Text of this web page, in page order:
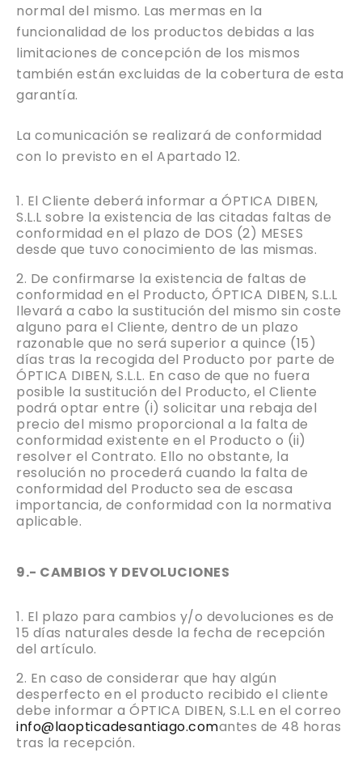
normal del mismo. Las mermas en la
funcionalidad de los productos debidas a las
limitaciones de concepción de los mismos
también están excluidas de la cobertura de esta
garantía.
La comunicación se realizará de conformidad
con lo previsto en el Apartado 12.
El Cliente deberá informar a ÓPTICA DIBEN,
S.L.L sobre la existencia de las citadas faltas de
conformidad en el plazo de DOS (2) MESES
desde que tuvo conocimiento de las mismas.
De confirmarse la existencia de faltas de
conformidad en el Producto, ÓPTICA DIBEN, S.L.L
llevará a cabo la sustitución del mismo sin coste
alguno para el Cliente, dentro de un plazo
razonable que no será superior a quince (15)
días tras la recogida del Producto por parte de
ÓPTICA DIBEN, S.L.L. En caso de que no fuera
posible la sustitución del Producto, el Cliente
podrá optar entre (i) solicitar una rebaja del
precio del mismo proporcional a la falta de
conformidad existente en el Producto o (ii)
resolver el Contrato. Ello no obstante, la
resolución no procederá cuando la falta de
conformidad del Producto sea de escasa
importancia, de conformidad con la normativa
aplicable.
9.- CAMBIOS Y DEVOLUCIONES
El plazo para cambios y/o devoluciones es de
15 días naturales desde la fecha de recepción
del artículo.
En caso de considerar que hay algún
desperfecto en el producto recibido el cliente
debe informar a ÓPTICA DIBEN, S.L.L en el correo
info@laopticadesantiago.comantes de 48 horas
tras la recepción.